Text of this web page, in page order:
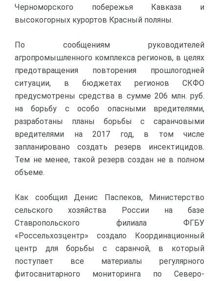
Черноморского побережья Кавказа и
высокогорных курортов Красный поляны.
По сообщениям руководителей
агропромышленного комплекса регионов, в целях
предотвращения повторения прошлогодней
ситуации, в бюджетах регионов СКФО
предусмотрены средства в сумме 206 млн. руб.
на борьбу с особо опасными вредителями,
разработаны планы борьбы с саранчовыми
вредителями на 2017 год, в том числе
запланировано создать резерв инсектицидов.
Тем не менее, такой резерв создан не в полном
объеме.
Как сообщил Денис Паспеков, Министерство
сельского хозяйства России на базе
Ставропольского филиала ФГБУ
«Россельхозцентр» создало Координационный
центр для борьбы с саранчой, в который
поступает все материалы регулярного
фитосанитарного мониторинга по Северо-